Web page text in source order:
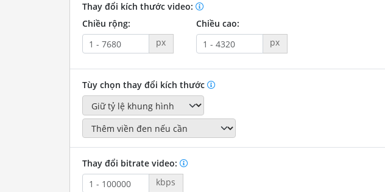
Thay đổi kích thước video:
Chiều rộng:
px
Chiều cao:
px
Tùy chọn thay đổi kích thước
Thay đổi bitrate video:
kbps